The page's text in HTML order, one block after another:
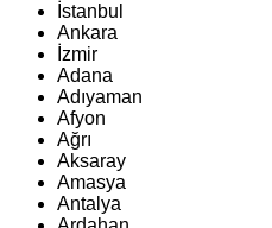
İstanbul
Ankara
İzmir
Adana
Adıyaman
Afyon
Ağrı
Aksaray
Amasya
Antalya